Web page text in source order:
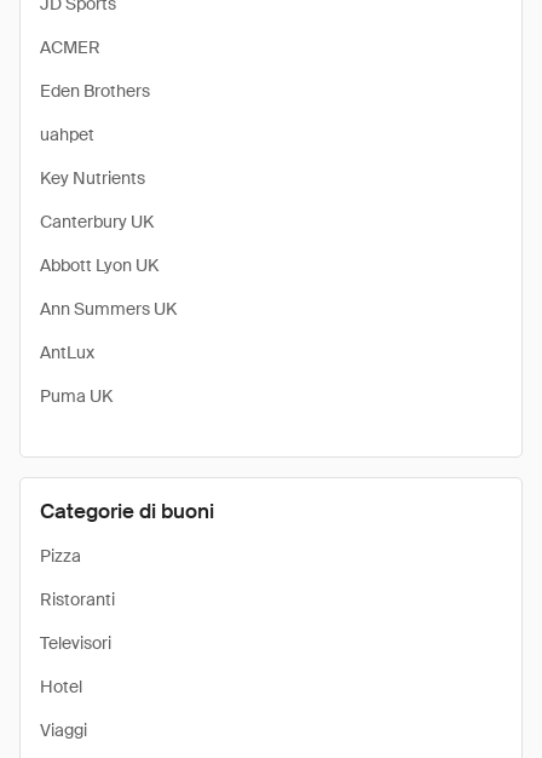
ACMER
Eden Brothers
uahpet
Key Nutrients
Canterbury UK
Abbott Lyon UK
Ann Summers UK
AntLux
Puma UK
Categorie di buoni
Pizza
Ristoranti
Televisori
Hotel
Viaggi